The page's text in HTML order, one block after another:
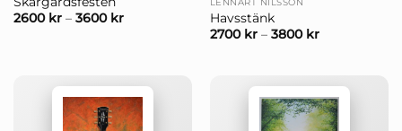
2600 kr– 3600 kr
Havsstänk
2700 kr– 3800 kr